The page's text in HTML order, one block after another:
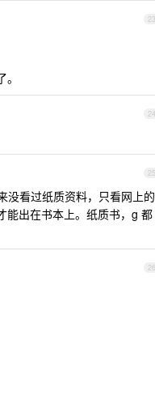
23
24
25
没看过纸质资料，只看网上的
能出在书本上。纸质书，g 都
26